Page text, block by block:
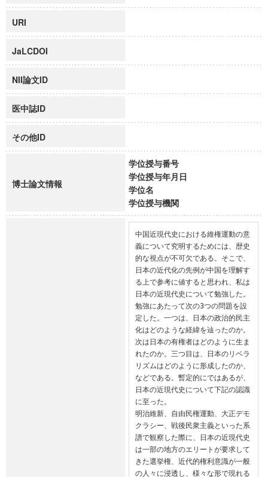
URI
JaLCDOI
NII論文ID
医中誌ID
その他ID
博士論文情報
学位授与番号
学位授与年月日
学位名
学位授与機関
中国近現代史における維権運動の意
義について究明するためには、歴史
的な視点が不可欠である。そこで、
日本の近代化の先例が中国を理解す
る上で参考に値すると思われ、私は
日本の近現代史について勉強した。
勉強にあたって次の3つの問題を設
定した。一つは、日本の政治的民主
化はどのような経緯を辿ったのか。
次は日本の有権者はどのように生ま
れたのか。三つ目は、日本のリベラ
リズムはどのように形成したのか、
などである。暫定的にではあるが、
日本の近現代史について下記の認識
に至った。
明治維新、自由民権運動、大正デモ
クラシー、戦後民衆主義といった系
譜で観察した際に、日本の近現代史
は一部の地方のエリートが要求して
きた選挙権、近代的権利意識が一般
の人々に浸透し、様々な形で現れる